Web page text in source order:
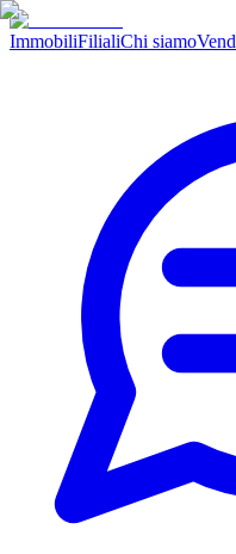
ImmobiliFilialiChi siamo